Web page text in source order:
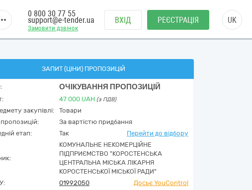
Замовити дзвінок
0 800 30 77 55
support@e-tender.ua ВХІД РЕЄСТРАЦІЯ UK
ЗАПИТ (ЦІНИ) ПРОПОЗИЦІЙ
ОЧІКУВАННЯ ПРОПОЗИЦІЙ
47 000 UAH (з ПДВ)
закупівлі:
Товари
За вартістю придбання
етап:
Так Перейти до відбору
КОМУНАЛЬНЕ НЕКОМЕРЦІЙНЕ
ПІДПРИЄМСТВО "КОРОСТЕНСЬКА
ЦЕНТРАЛЬНА МІСЬКА ЛІКАРНЯ
КОРОСТЕНСЬКОЇ МІСЬКОЇ РАДИ"
01992050
Досьє YouControl